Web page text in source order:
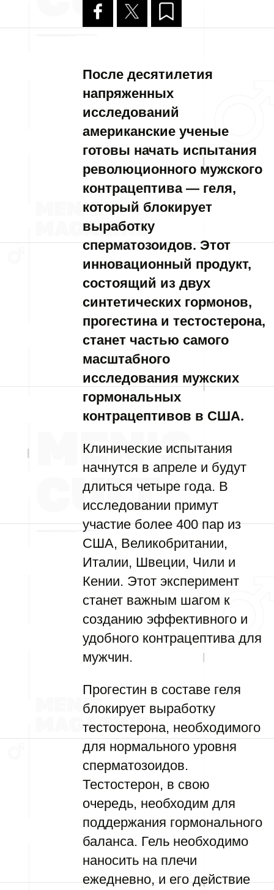
После десятилетия
напряженных
исследований
американские ученые
готовы начать испытания
революционного мужского
контрацептива — геля,
который блокирует
выработку
сперматозоидов. Этот
инновационный продукт,
состоящий из двух
синтетических гормонов,
прогестина и тестостерона,
станет частью самого
масштабного
исследования мужских
гормональных
контрацептивов в США.
Клинические испытания
начнутся в апреле и будут
длиться четыре года. В
исследовании примут
участие более 400 пар из
США, Великобритании,
Италии, Швеции, Чили и
Кении. Этот эксперимент
станет важным шагом к
созданию эффективного и
удобного контрацептива для
мужчин.
Прогестин в составе геля
блокирует выработку
тестостерона, необходимого
для нормального уровня
сперматозоидов.
Тестостерон, в свою
очередь, необходим для
поддержания гормонального
баланса. Гель необходимо
наносить на плечи
ежедневно, и его действие